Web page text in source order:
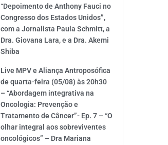
“Depoimento de Anthony Fauci no
Congresso dos Estados Unidos”,
com a Jornalista Paula Schmitt, a
Dra. Giovana Lara, e a Dra. Akemi
Shiba
Live MPV e Aliança Antroposófica
de quarta-feira (05/08) às 20h30
– “Abordagem integrativa na
Oncologia: Prevenção e
Tratamento de Câncer”- Ep. 7 – “O
olhar integral aos sobreviventes
oncológicos” – Dra Mariana